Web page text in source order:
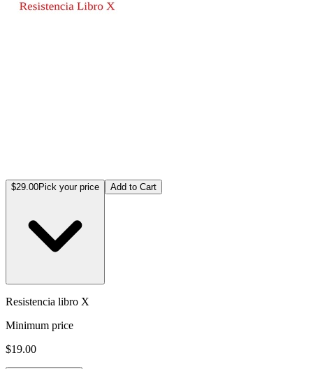
$29.00Pick your price Add to Cart
Resistencia libro X
Minimum price
$19.00